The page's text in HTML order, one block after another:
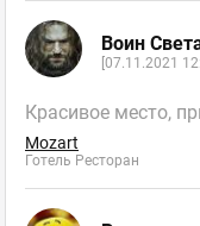
Воин
[07.11.2021
Красивое место,
Mozart
Готель Ресторан